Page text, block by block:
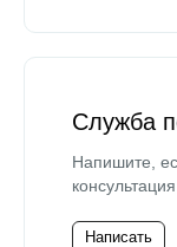
Служба
Напишите,
Написать